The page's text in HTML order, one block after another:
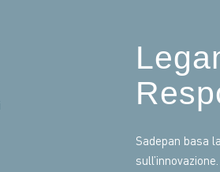
Sadepan basa
sull’innovazione.